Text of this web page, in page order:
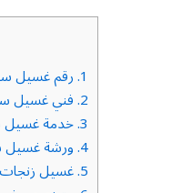
1. رقم غسيل
2. فني غسيل
3. خدمة غسيل
4. ورشة غسيل
5. غسيل